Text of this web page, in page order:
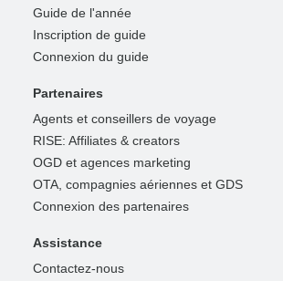
Guide de l'année
Inscription de guide
Connexion du guide
Partenaires
Agents et conseillers de voyage
RISE: Affiliates & creators
OGD et agences marketing
OTA, compagnies aériennes et GDS
Connexion des partenaires
Assistance
Contactez-nous